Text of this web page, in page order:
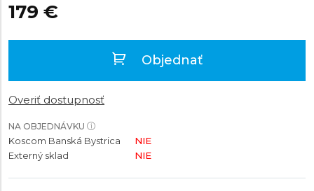
179 €
Objednať
Overiť dostupnosť
NA OBJEDNÁVKU
Koscom Banská Bystrica
NIE
Externý sklad
NIE